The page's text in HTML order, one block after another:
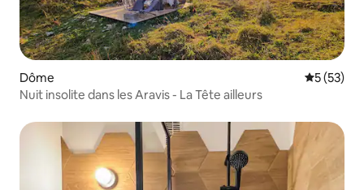
Dôme
5 (53)
Nuit insolite dans les Aravis - La Tête ailleurs